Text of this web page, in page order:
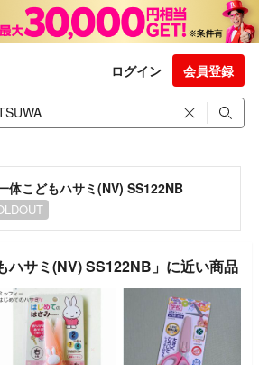
ログイン 会員登録
体こどもハサミ(NV) SS122NB
ハサミ(NV) SS122NB」に近い商品